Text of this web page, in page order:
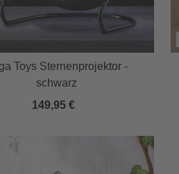
Toys Sternenprojektor -
schwarz
149,95 €